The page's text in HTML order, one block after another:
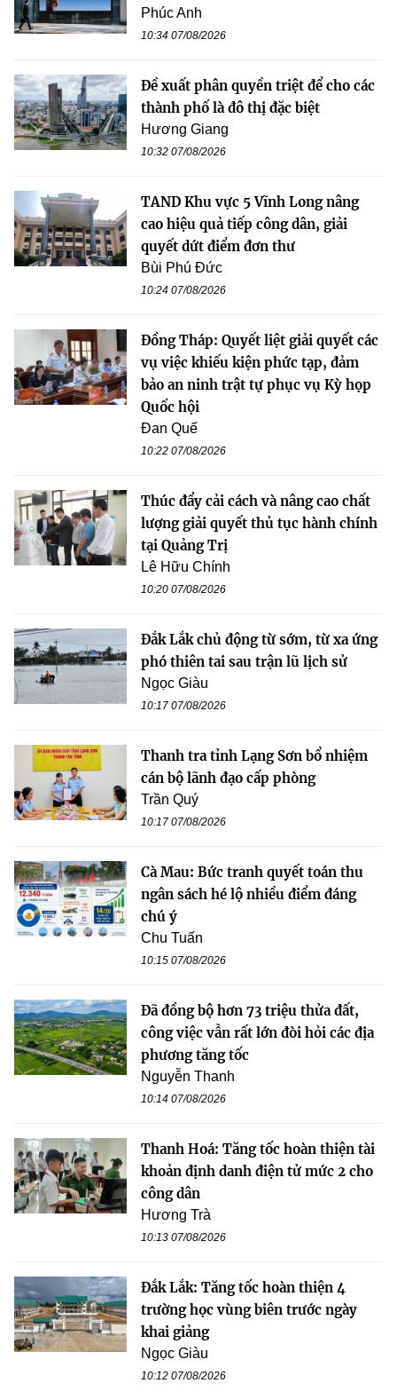
Phúc Anh
10:34 07/08/2026
Đề xuất phân quyền triệt để cho các
thành phố là đô thị đặc biệt
Hương Giang
10:32 07/08/2026
TAND Khu vực 5 Vĩnh Long nâng
cao hiệu quả tiếp công dân, giải
quyết dứt điểm đơn thư
Bùi Phú Đức
10:24 07/08/2026
Đồng Tháp: Quyết liệt giải quyết các
vụ việc khiếu kiện phức tạp, đảm
bảo an ninh trật tự phục vụ Kỳ họp
Quốc hội
Đan Quế
10:22 07/08/2026
Thúc đẩy cải cách và nâng cao chất
lượng giải quyết thủ tục hành chính
tại Quảng Trị
Lê Hữu Chính
10:20 07/08/2026
Đắk Lắk chủ động từ sớm, từ xa ứng
phó thiên tai sau trận lũ lịch sử
Ngọc Giàu
10:17 07/08/2026
Thanh tra tỉnh Lạng Sơn bổ nhiệm
cán bộ lãnh đạo cấp phòng
Trần Quý
10:17 07/08/2026
Cà Mau: Bức tranh quyết toán thu
ngân sách hé lộ nhiều điểm đáng
chú ý
Chu Tuấn
10:15 07/08/2026
Đã đồng bộ hơn 73 triệu thửa đất,
công việc vẫn rất lớn đòi hỏi các địa
phương tăng tốc
Nguyễn Thanh
10:14 07/08/2026
Thanh Hoá: Tăng tốc hoàn thiện tài
khoản định danh điện tử mức 2 cho
công dân
Hương Trà
10:13 07/08/2026
Đắk Lắk: Tăng tốc hoàn thiện 4
trường học vùng biên trước ngày
khai giảng
Ngọc Giàu
10:12 07/08/2026